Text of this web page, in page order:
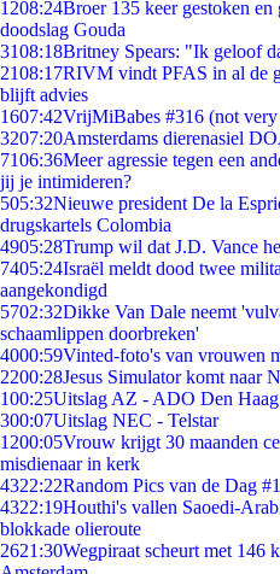
1208:24Broer 135 keer gestoken en
doodslag Gouda
3108:18Britney Spears: "Ik geloof
2108:17RIVM vindt PFAS in al de
blijft advies
1607:42VrijMiBabes #316 (not
3207:20Amsterdams dierenasiel
7106:36Meer agressie tegen een
jij je intimideren?
505:32Nieuwe president De la
drugskartels Colombia
4905:28Trump wil dat J.D. Vance
7405:24Israël meldt dood twee
aangekondigd
5702:32Dikke Van Dale neemt
schaamlippen doorbreken'
4000:59Vinted-foto's van vrouwen
2200:28Jesus Simulator komt naar
100:25Uitslag AZ - ADO Den Haag
300:07Uitslag NEC - Telstar
1200:05Vrouw krijgt 30 maanden
misdienaar in kerk
4322:22Random Pics van de Dag
4322:19Houthi's vallen Saoedi-
blokkade olieroute
2621:30Wegpiraat scheurt met 146